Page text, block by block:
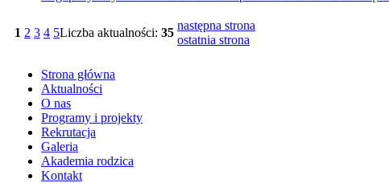
1 2 3 4 5Liczba aktualności: 35
następna strona
ostatnia strona
Strona główna
Aktualności
O nas
Programy i projekty
Rekrutacja
Galeria
Akademia rodzica
Kontakt